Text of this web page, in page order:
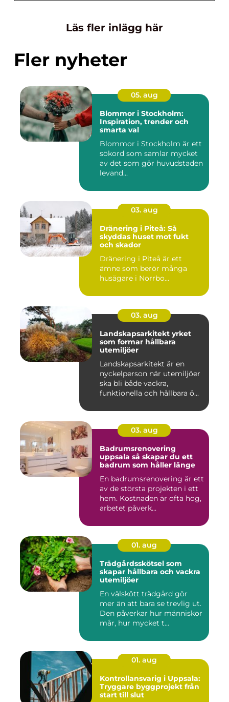
Läs fler inlägg här
Fler nyheter
05. aug
Blommor i Stockholm:
Inspiration, trender och
smarta val
Blommor i Stockholm är ett
sökord som samlar mycket
av det som gör huvudstaden
levand...
03. aug
Dränering i Piteå: Så
skyddas huset mot fukt
och skador
Dränering i Piteå är ett
ämne som berör många
husägare i Norrbo...
03. aug
Landskapsarkitekt yrket
som formar hållbara
utemiljöer
Landskapsarkitekt är en
nyckelperson när utemiljöer
ska bli både vackra,
funktionella och hållbara ö...
03. aug
Badrumsrenovering
uppsala så skapar du ett
badrum som håller länge
En badrumsrenovering är ett
av de största projekten i ett
hem. Kostnaden är ofta hög,
arbetet påverk...
01. aug
Trädgårdsskötsel som
skapar hållbara och vackra
utemiljöer
En välskött trädgård gör
mer än att bara se trevlig ut.
Den påverkar hur människor
mår, hur mycket t...
01. aug
Kontrollansvarig i Uppsala:
Tryggare byggprojekt från
start till slut